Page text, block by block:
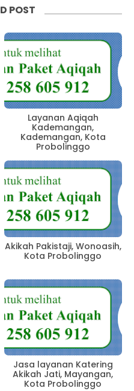
POST
Layanan Aqiqah
Kademangan,
Kademangan, Kota
Probolinggo
Akikah Pakistaji, Wonoasih,
Kota Probolinggo
Jasa layanan Katering
Akikah Jati, Mayangan,
Kota Probolinggo